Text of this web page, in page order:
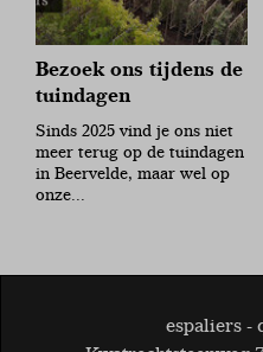
Bezoek ons tijdens de
tuindagen
Sinds 2025 vind je ons niet
meer terug op de tuindagen
in Beervelde, maar wel op
onze...
espaliers -